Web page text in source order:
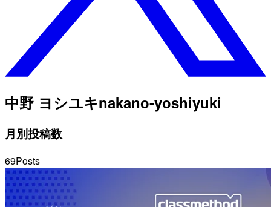
中野 ヨシユキnakano-yoshiyuki
月別投稿数
69Posts